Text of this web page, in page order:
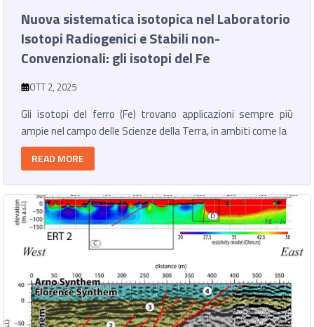
Nuova sistematica isotopica nel Laboratorio
Isotopi Radiogenici e Stabili non-
Convenzionali: gli isotopi del Fe
OTT 2, 2025
Gli isotopi del ferro (Fe) trovano applicazioni sempre più
ampie nel campo delle Scienze della Terra, in ambiti come la
READ MORE